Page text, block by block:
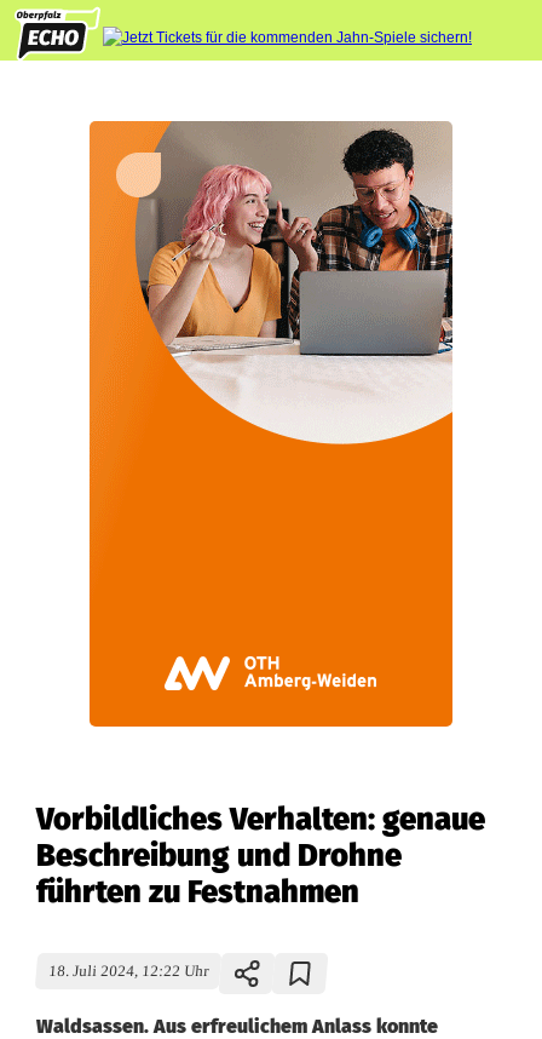
Vorbildliches Verhalten: genaue
Beschreibung und Drohne
führten zu Festnahmen
18. Juli 2024, 12:22 Uhr
Waldsassen. Aus erfreulichem Anlass konnte